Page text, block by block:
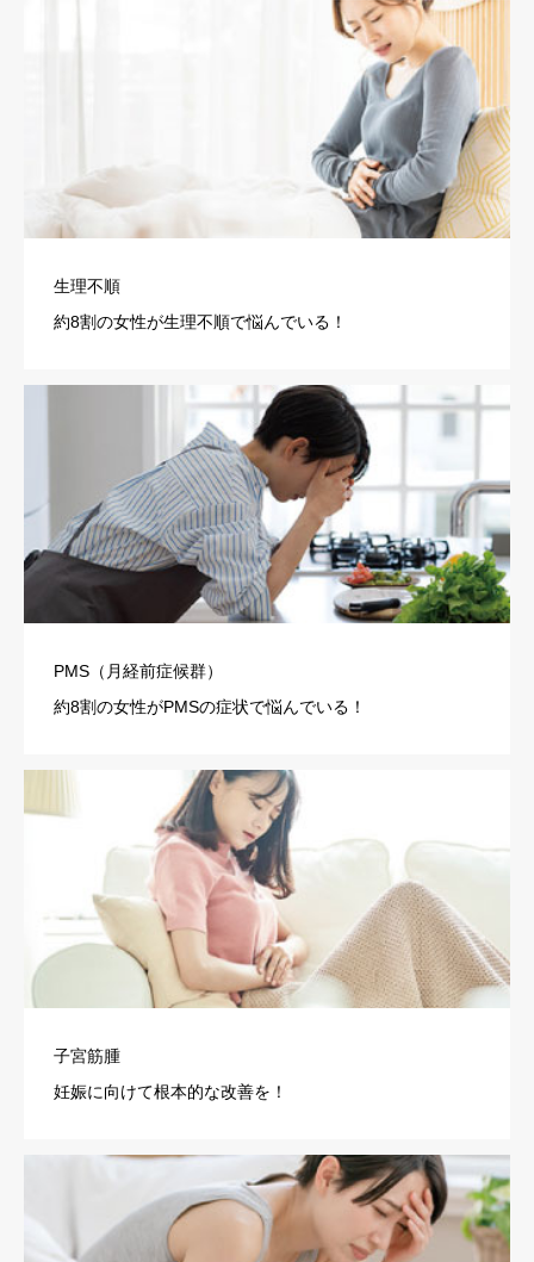
生理不順
約8割の女性が生理不順で悩んでいる！
PMS（月経前症候群）
約8割の女性がPMSの症状で悩んでいる！
子宮筋腫
妊娠に向けて根本的な改善を！